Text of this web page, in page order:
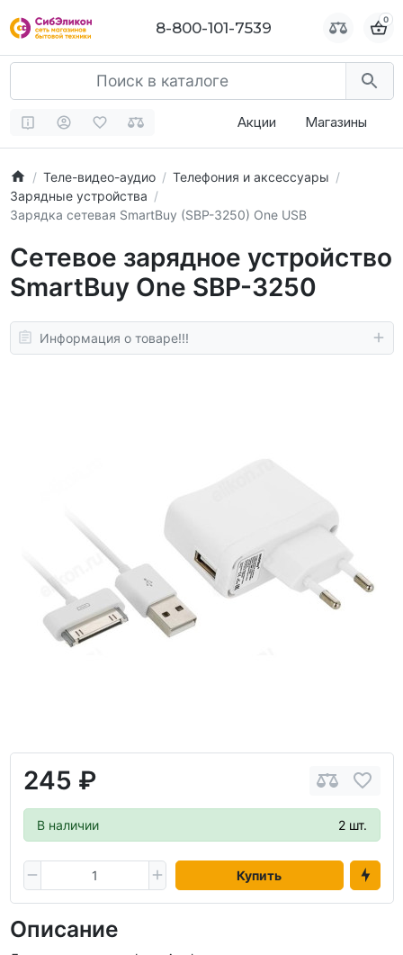
8-800-101-7539 0
Акции Магазины
Теле-видео-аудио
Телефония и аксессуары
Зарядные устройства
Зарядка сетевая SmartBuy (SBP-3250) One USB
Сетевое зарядное устройство
SmartBuy One SBP-3250
Информация о товаре!!!
245 ₽
В наличии 2 шт.
Купить
Описание
8-800-101-7539 0